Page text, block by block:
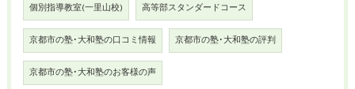
個別指導教室(一里山校) 高等部スタンダードコース
京都市の塾･大和塾の口コミ情報 京都市の塾･大和塾の評判
京都市の塾･大和塾のお客様の声